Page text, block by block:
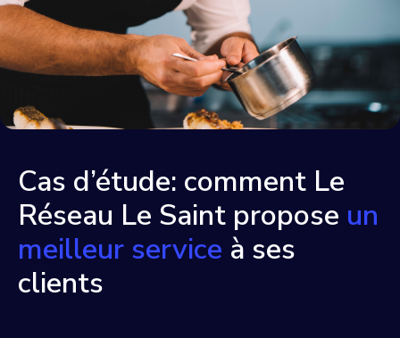
Cas d’étude: comment Le
Réseau Le Saint propose un
meilleur service à ses
clients